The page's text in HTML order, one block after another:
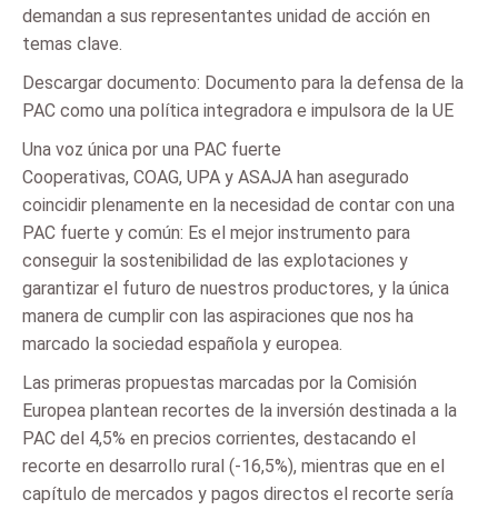
demandan a sus representantes unidad de acción en
temas clave.
Descargar documento: Documento para la defensa de la
PAC como una política integradora e impulsora de la UE
Una voz única por una PAC fuerte
Cooperativas, COAG, UPA y ASAJA han asegurado
coincidir plenamente en la necesidad de contar con una
PAC fuerte y común: Es el mejor instrumento para
conseguir la sostenibilidad de las explotaciones y
garantizar el futuro de nuestros productores, y la única
manera de cumplir con las aspiraciones que nos ha
marcado la sociedad española y europea.
Las primeras propuestas marcadas por la Comisión
Europea plantean recortes de la inversión destinada a la
PAC del 4,5% en precios corrientes, destacando el
recorte en desarrollo rural (-16,5%), mientras que en el
capítulo de mercados y pagos directos el recorte sería